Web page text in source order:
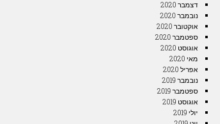
דצמבר 2020
נובמבר 2020
אוקטובר 2020
ספטמבר 2020
אוגוסט 2020
מאי 2020
אפריל 2020
נובמבר 2019
ספטמבר 2019
אוגוסט 2019
יולי 2019